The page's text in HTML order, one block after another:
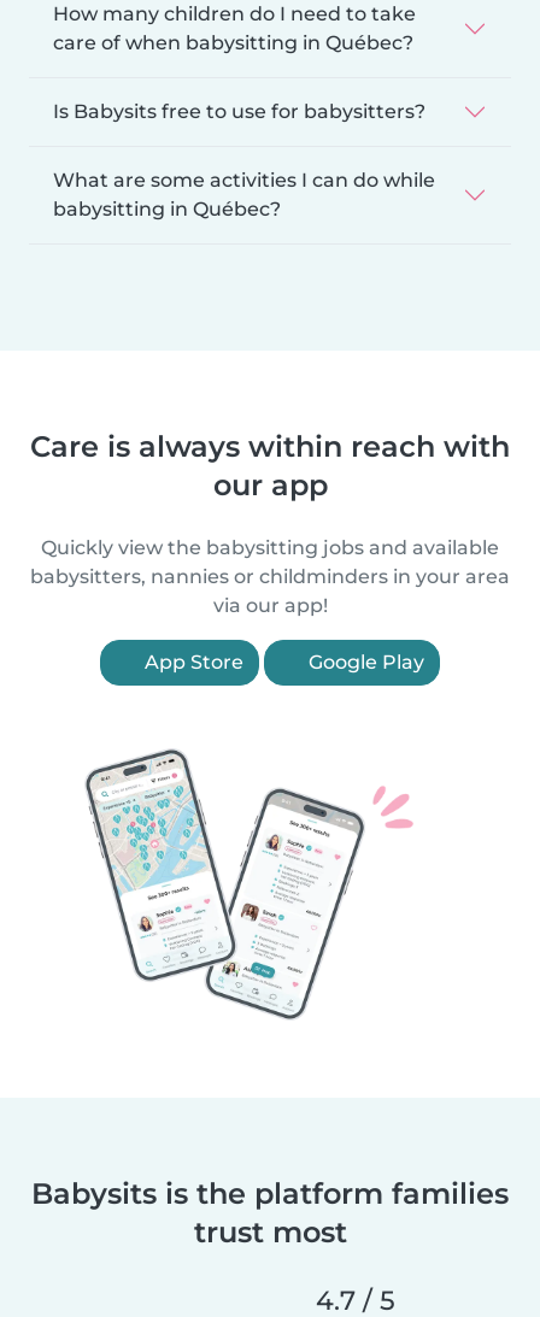
How many children do I need to take
care of when babysitting in Québec?
Is Babysits free to use for babysitters?
What are some activities I can do while
babysitting in Québec?
Care is always within reach with
our app
Quickly view the babysitting jobs and available
babysitters, nannies or childminders in your area
via our app!
App Store Google Play
Babysits is the platform families
trust most
4.7 / 5